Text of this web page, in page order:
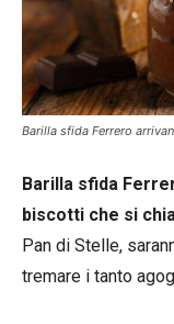
Barilla sfida Ferrero
Barilla sfida
biscotti che si
Pan di Stelle,
tremare i tanto